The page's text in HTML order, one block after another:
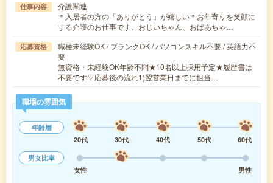
仕事内容
介護関連
＊入居者の方の「ありがとう」が嬉しい＊お年寄りを笑顔に
する介護のお仕事です。おじいちゃん、おばあちゃ…
応募資格
職種未経験OK / ブランクOK / パソコンスキル不要 / 英語力不
要
無資格・未経験OK年齢不問★10名以上採用予定★履歴書は
不要です▽応募後の流れ1)翌営業日までに担当…
職場の雰囲気
年齢層
20代
30代 40代 50代
60代
男女比率
女性
男性